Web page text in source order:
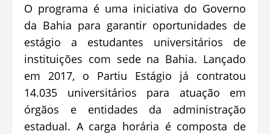
O programa é uma iniciativa do Governo
da Bahia para garantir oportunidades de
estágio a estudantes universitários de
instituições com sede na Bahia. Lançado
em 2017, o Partiu Estágio já contratou
14.035 universitários para atuação em
órgãos e entidades da administração
estadual. A carga horária é composta de